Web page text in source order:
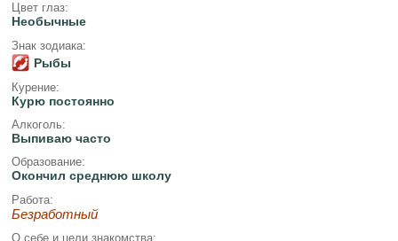
Цвет глаз:
Необычные
Знак зодиака:
Рыбы
Курение:
Курю постоянно
Алкоголь:
Выпиваю часто
Образование:
Окончил среднюю школу
Работа:
Безработный
О себе и цели знакомства: